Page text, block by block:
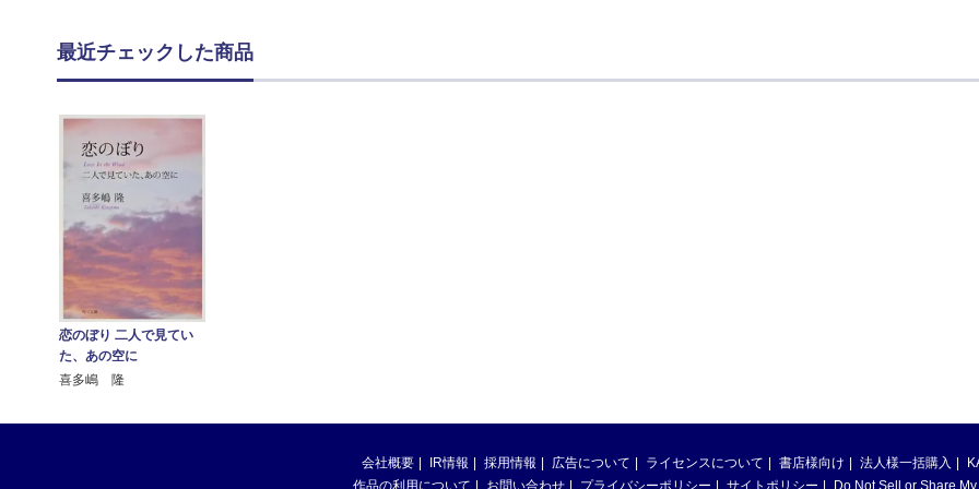
最近チェックした商品
恋のぼり 二人で見てい
た、あの空に
喜多嶋 隆
会社概要 IR情報 採用情報 広告について ライセンスについて 書店様向け 法人様一括購入
作品の利用について
お問い合わせ プライバシーポリシー サイトポリシー Do Not Sell or Share